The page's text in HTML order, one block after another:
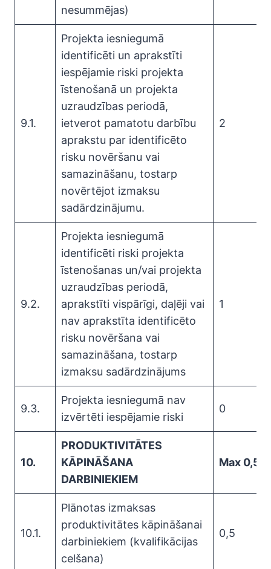
nesummējas)
9.1.
Projekta iesniegumā
identificēti un aprakstīti
iespējamie riski projekta
īstenošanā un projekta
uzraudzības periodā,
ietverot pamatotu darbību
aprakstu par identificēto
risku novēršanu vai
samazināšanu, tostarp
novērtējot izmaksu
sadārdzinājumu.
2
9.2.
Projekta iesniegumā
identificēti riski projekta
īstenošanas un/vai projekta
uzraudzības periodā,
aprakstīti vispārīgi, daļēji vai
nav aprakstīta identificēto
risku novēršana vai
samazināšana, tostarp
izmaksu sadārdzinājums
1
9.3.
Projekta iesniegumā nav
izvērtēti iespējamie riski
0
10.
PRODUKTIVITĀTES
KĀPINĀŠANA
DARBINIEKIEM
Max 0,5
10.1.
Plānotas izmaksas
produktivitātes kāpināšanai
darbiniekiem (kvalifikācijas
celšana)
0,5